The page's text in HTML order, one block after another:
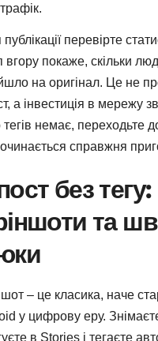
трафік.
публікації перевірте
вгору покаже, скільки
на оригінал. Це не
а інвестиція в мережу
немає, переходьте
справжня
без тегу:
та
– це класика, наче
у цифрову еру.
в Stories і тегаєте